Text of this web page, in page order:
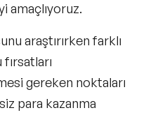
amaçlıyoruz.
araştırırken farklı
gereken noktaları
para kazanma